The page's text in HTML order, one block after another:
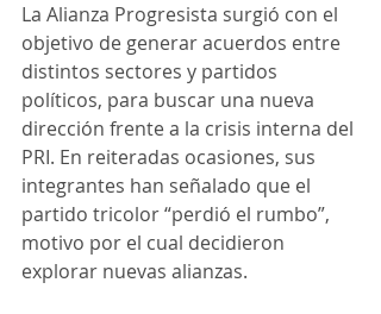
La Alianza Progresista surgió con el
objetivo de generar acuerdos entre
distintos sectores y partidos
políticos, para buscar una nueva
dirección frente a la crisis interna del
PRI. En reiteradas ocasiones, sus
integrantes han señalado que el
partido tricolor “perdió el rumbo”,
motivo por el cual decidieron
explorar nuevas alianzas.